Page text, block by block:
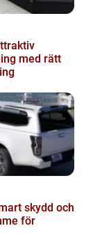
med rätt
för